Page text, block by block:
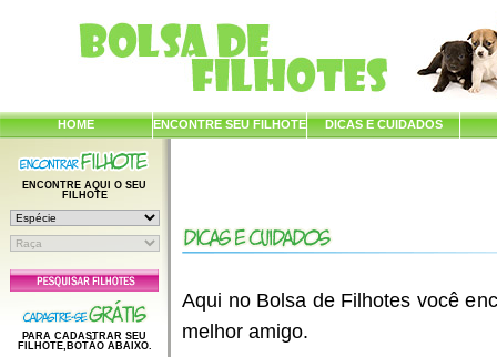
HOME ENCONTRE SEU FILHOTE DICAS E CUIDADOS
ENCONTRE AQUI O SEU
FILHOTE
PARA CADASTRAR SEU
FILHOTE,BOTÃO ABAIXO.
Aqui no Bolsa de Filhotes você
melhor amigo.